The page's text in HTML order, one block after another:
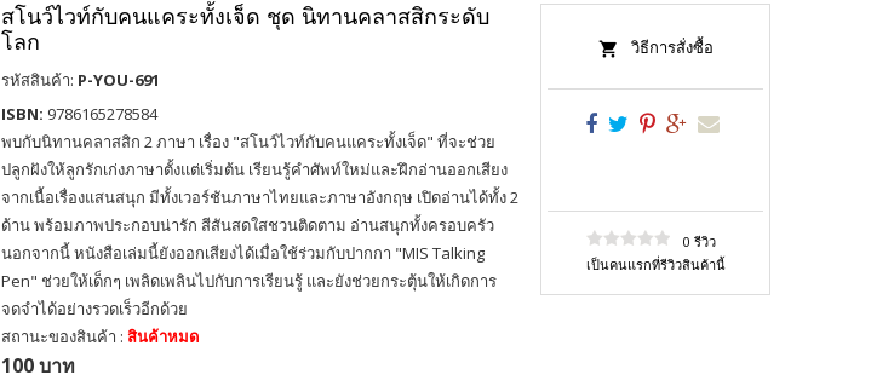
สโนว์ไวท์กับคนแคระทั้งเจ็ด ชุด นิทานคลาสสิกระดับ
โลก
รหัสสินค้า: P-YOU-691
ISBN: 9786165278584
พบกับนิทานคลาสสิก 2 ภาษา เรื่อง "สโนว์ไวท์กับคนแคระทั้งเจ็ด" ที่จะช่วย
ปลูกฝังให้ลูกรักเก่งภาษาตั้งแต่เริ่มต้น เรียนรู้คำศัพท์ใหม่และฝึกอ่านออกเสียง
จากเนื้อเรื่องแสนสนุก มีทั้งเวอร์ชันภาษาไทยและภาษาอังกฤษ เปิดอ่านได้ทั้ง 2
ด้าน พร้อมภาพประกอบน่ารัก สีสันสดใสชวนติดตาม อ่านสนุกทั้งครอบครัว
นอกจากนี้ หนังสือเล่มนี้ยังออกเสียงได้เมื่อใช้ร่วมกับปากกา "MIS Talking
Pen" ช่วยให้เด็กๆ เพลิดเพลินไปกับการเรียนรู้ และยังช่วยกระตุ้นให้เกิดการ
จดจำได้อย่างรวดเร็วอีกด้วย
สถานะของสินค้า : สินค้าหมด
100 บาท
วิธีการสั่งซื้อ
0 รีวิว
เป็นคนแรกที่รีวิวสินค้านี้